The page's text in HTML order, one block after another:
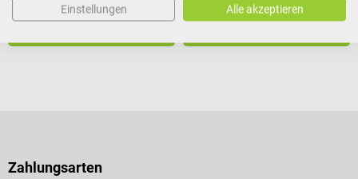
Preise inkl. MwSt. zzgl.
Versandkosten
Preise inkl. MwSt. zzgl.
Versandkosten
Zahlungsarten
Einstellungen Alle akzeptieren